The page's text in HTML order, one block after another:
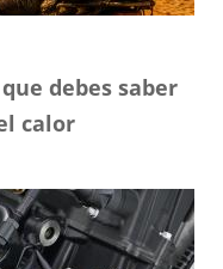
debes saber
calor